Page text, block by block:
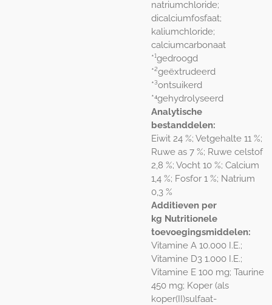
natriumchloride;
dicalciumfosfaat;
kaliumchloride;
calciumcarbonaat
*¹gedroogd
*²geëxtrudeerd
*³ontsuikerd
*⁴gehydrolyseerd
Analytische
bestanddelen:
Eiwit 24 %; Vetgehalte 11 %;
Ruwe as 7 %; Ruwe celstof
2,8 %; Vocht 10 %; Calcium
1,4 %; Fosfor 1 %; Natrium
0,3 %
Additieven per
kg Nutritionele
toevoegingsmiddelen:
Vitamine A 10.000 I.E.;
Vitamine D3 1.000 I.E.;
Vitamine E 100 mg; Taurine
450 mg; Koper (als
koper(II)sulfaat-